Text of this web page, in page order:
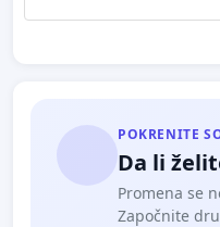
POKRENITE
Da li
Promena se
Započnite